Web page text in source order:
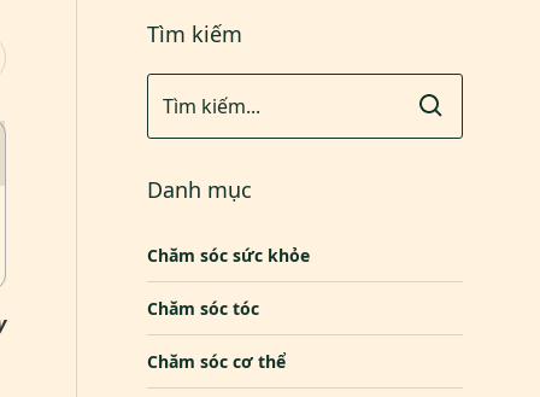
Tìm kiếm
Danh mục
Chăm sóc sức khỏe
Chăm sóc tóc
Chăm sóc cơ thể